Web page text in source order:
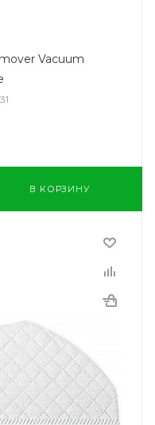
Vacuum
В КОРЗИНУ